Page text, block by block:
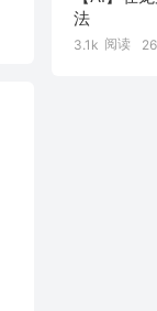
法
3.1k 阅读 26